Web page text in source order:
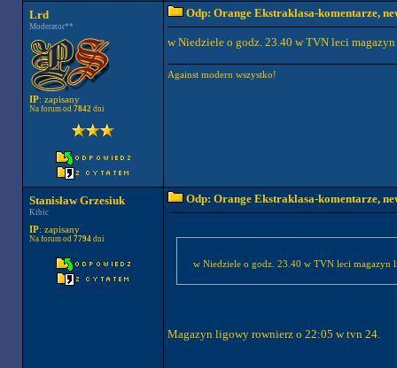
Lrd
Moderator**
IP: zapisany
Na forum od 7842dni
Odp: Orange Ekstraklasa-komentarze,
w Niedziele o godz. 23.40 w TVN leci
Against modern wszystko!
Stanisław Grzesiuk
Kibic
IP: zapisany
Na forum od 7794dni
Odp: Orange Ekstraklasa-komentarze,
w Niedziele o godz. 23.40 w TVN leci
Magazyn ligowy rownierz o 22:05 w tvn 24.